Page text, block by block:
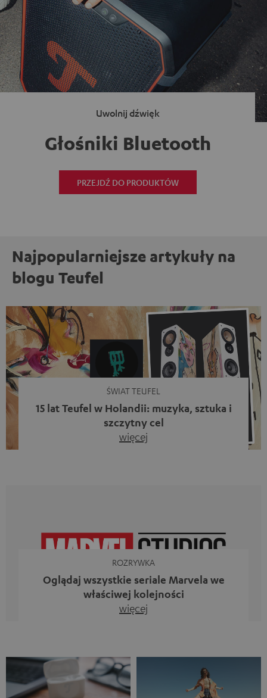
Uwolnij dźwięk
Głośniki Bluetooth
PRZEJDŹ DO PRODUKTÓW
Najpopularniejsze artykuły na
blogu Teufel
ŚWIAT TEUFEL
15 lat Teufel w Holandii: muzyka, sztuka i
szczytny cel
więcej
jednocześnie dać coś od siebie. Muzyka ma przecież o
ROZRYWKA
Oglądaj wszystkie seriale Marvela we
właściwej kolejności
więcej
Marvela A gdyby…?, w którym rozgrywane są
alternatywne historie z FUM. Oczywiście fani Marvela